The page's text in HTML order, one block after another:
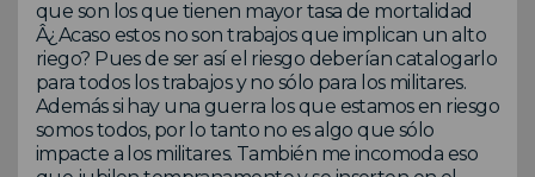
que son los que tienen mayor tasa de mortalidad
Â¿Acaso estos no son trabajos que implican un alto
riego? Pues de ser así el riesgo deberían catalogarlo
para todos los trabajos y no sólo para los militares.
Además si hay una guerra los que estamos en riesgo
somos todos, por lo tanto no es algo que sólo
impacte a los militares. También me incomoda eso